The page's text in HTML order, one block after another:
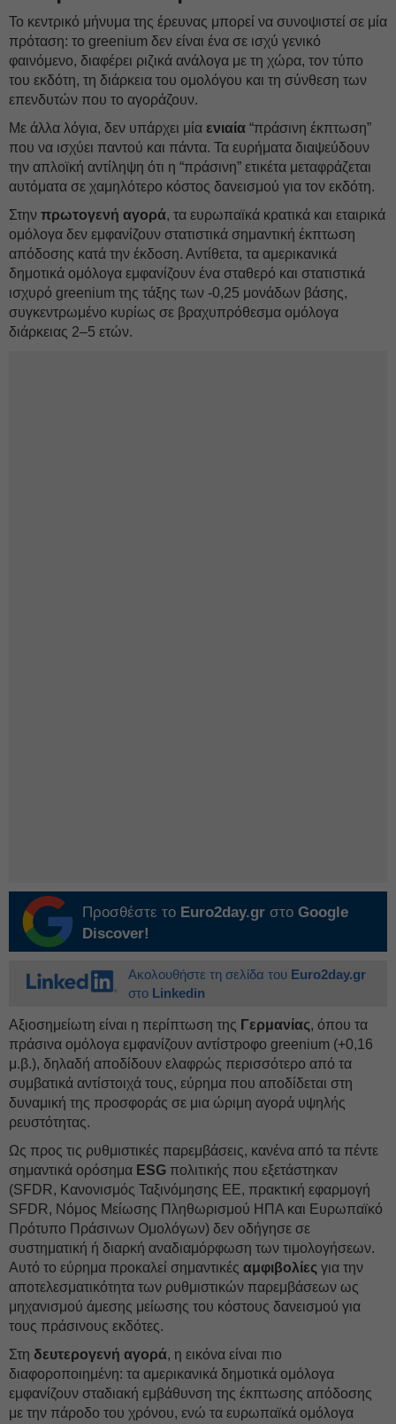
Το κεντρικό μήνυμα της έρευνας μπορεί να συνοψιστεί σε μία
πρόταση: το greenium δεν είναι ένα σε ισχύ γενικό
φαινόμενο, διαφέρει ριζικά ανάλογα με τη χώρα, τον τύπο
του εκδότη, τη διάρκεια του ομολόγου και τη σύνθεση των
επενδυτών που το αγοράζουν.
Με άλλα λόγια, δεν υπάρχει μία ενιαία “πράσινη έκπτωση”
που να ισχύει παντού και πάντα. Τα ευρήματα διαψεύδουν
την απλοϊκή αντίληψη ότι η “πράσινη” ετικέτα μεταφράζεται
αυτόματα σε χαμηλότερο κόστος δανεισμού για τον εκδότη.
Στην πρωτογενή αγορά, τα ευρωπαϊκά κρατικά και εταιρικά
ομόλογα δεν εμφανίζουν στατιστικά σημαντική έκπτωση
απόδοσης κατά την έκδοση. Αντίθετα, τα αμερικανικά
δημοτικά ομόλογα εμφανίζουν ένα σταθερό και στατιστικά
ισχυρό greenium της τάξης των -0,25 μονάδων βάσης,
συγκεντρωμένο κυρίως σε βραχυπρόθεσμα ομόλογα
διάρκειας 2–5 ετών.
Προσθέστε το Euro2day.gr στο Google
Discover!
Ακολουθήστε τη σελίδα του Euro2day.gr
στο Linkedin
Αξιοσημείωτη είναι η περίπτωση της Γερμανίας, όπου τα
πράσινα ομόλογα εμφανίζουν αντίστροφο greenium (+0,16
μ.β.), δηλαδή αποδίδουν ελαφρώς περισσότερο από τα
συμβατικά αντίστοιχά τους, εύρημα που αποδίδεται στη
δυναμική της προσφοράς σε μια ώριμη αγορά υψηλής
ρευστότητας.
Ως προς τις ρυθμιστικές παρεμβάσεις, κανένα από τα πέντε
σημαντικά ορόσημα ESG πολιτικής που εξετάστηκαν
(SFDR, Κανονισμός Ταξινόμησης ΕΕ, πρακτική εφαρμογή
SFDR, Νόμος Μείωσης Πληθωρισμού ΗΠΑ και Ευρωπαϊκό
Πρότυπο Πράσινων Ομολόγων) δεν οδήγησε σε
συστηματική ή διαρκή αναδιαμόρφωση των τιμολογήσεων.
Αυτό το εύρημα προκαλεί σημαντικές αμφιβολίες για την
αποτελεσματικότητα των ρυθμιστικών παρεμβάσεων ως
μηχανισμού άμεσης μείωσης του κόστους δανεισμού για
τους πράσινους εκδότες.
Στη δευτερογενή αγορά, η εικόνα είναι πιο
διαφοροποιημένη: τα αμερικανικά δημοτικά ομόλογα
εμφανίζουν σταδιακή εμβάθυνση της έκπτωσης απόδοσης
με την πάροδο του χρόνου, ενώ τα ευρωπαϊκά ομόλογα